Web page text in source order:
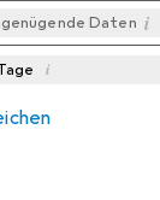
Daten i
i